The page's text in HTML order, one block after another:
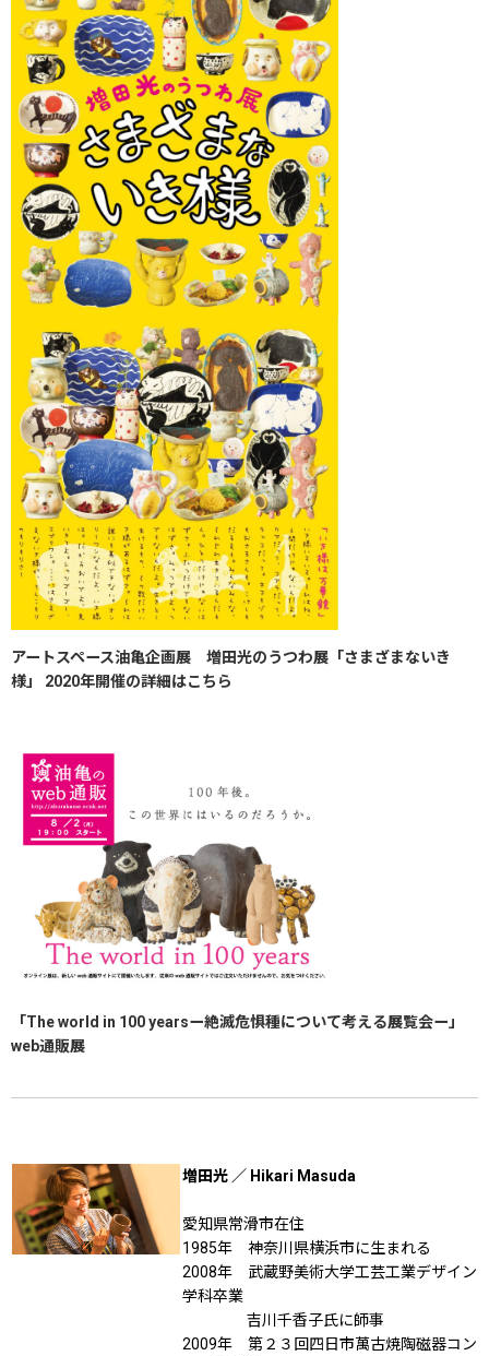
アートスペース油亀企画展 増田光のうつわ展「さまざまないき
様」 2020年​開催の詳細はこちら
「The world in 100 yearsー絶滅危惧種について考える展覧会ー」
web通販展
増田光 ／ Hikari Masuda
愛知県常滑市在住
1985年 神奈川県横浜市に生まれる
2008年 武蔵野美術大学工芸工業デザイン
学科卒業
吉川千香子氏に師事
2009年 第２３回四日市萬古焼陶磁器コン